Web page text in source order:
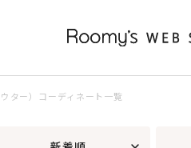
ター）コーディネート一覧